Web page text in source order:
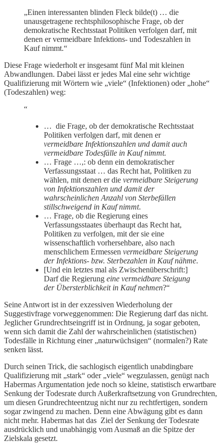
„Einen interessanten blinden Fleck bilde(t) … die
unausgetragene rechtsphilosophische Frage, ob der
demokratische Rechtsstaat Politiken verfolgen darf, mit
denen er vermeidbare Infektions- und Todeszahlen in
Kauf nimmt.“
Diese Frage wiederholt er insgesamt fünf Mal mit kleinen
Abwandlungen. Dabei lässt er jedes Mal eine sehr wichtige
Qualifizierung mit Wörtern wie „viele“ (Infektionen) oder „hohe“
(Todeszahlen) weg:
“
… die Frage, ob der demokratische Rechtsstaat
Politiken verfolgen darf, mit denen er
vermeidbare Infektionszahlen und damit auch
vermeidbare Todesfälle in Kauf nimmt.
… Frage …,: ob denn ein demokratischer
Verfassungsstaat … das Recht hat, Politiken zu
wählen, mit denen er die vermeidbare Steigerung
von Infektionszahlen und damit der
wahrscheinlichen Anzahl von Sterbefällen
stillschweigend in Kauf nimmt.
… Frage, ob die Regierung eines
Verfassungsstaates überhaupt das Recht hat,
Politiken zu verfolgen, mit der sie eine
wissenschaftlich vorhersehbare, also nach
menschlichem Ermessen vermeidbare Steigerung
der Infektions- bzw. Sterbezahlen in Kauf nähme.
[Und ein letztes mal als Zwischenüberschrift:]
Darf die Regierung eine vermeidbare Steigung
der Übersterblichkeit in Kauf nehmen?“
Seine Antwort ist in der exzessiven Wiederholung der
Suggestivfrage vorweggenommen: Die Regierung darf das nicht.
Jeglicher Grundrechtseingriff ist in Ordnung, ja sogar geboten,
wenn sich damit die Zahl der wahrscheinlichen (statistischen)
Todesfälle in Richtung einer „naturwüchsigen“ (normalen?) Rate
senken lässt.
Durch seinen Trick, die sachlogisch eigentlich unabdingbare
Qualifizierung mit „stark“ oder „viele“ wegzulassen, genügt nach
Habermas Argumentation jede noch so kleine, statistisch erwartbare
Senkung der Todesrate durch Außerkraftsetzung von Grundrechten,
um diesen Grundrechteentzug nicht nur zu rechtfertigen, sondern
sogar zwingend zu machen. Denn eine Abwägung gibt es dann
nicht mehr. Habermas hat das Ziel der Senkung der Todesrate
ausdrücklich und unabhängig vom Ausmaß an die Spitze der
Zielskala gesetzt.